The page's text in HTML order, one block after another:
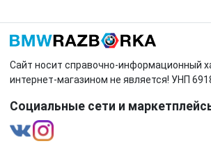
Сайт носит справочно-информационный
интернет-магазином не является! УНП
Социальные сети и